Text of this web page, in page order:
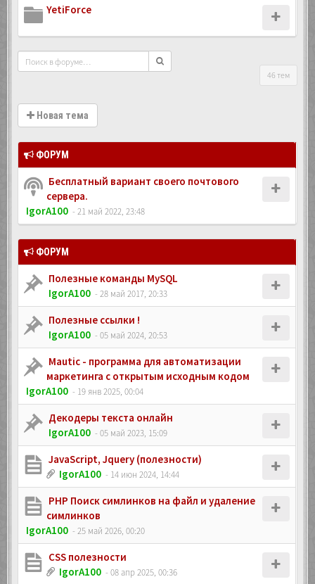
YetiForce
46 тем
Новая тема
ФОРУМ
Бесплатный вариант своего почтового
сервера.
IgorA100 - 21 май 2022, 23:48
ФОРУМ
Полезные команды MySQL
IgorA100 - 28 май 2017, 20:33
Полезные ссылки !
IgorA100 - 05 май 2024, 20:53
Mautic - программа для автоматизации
маркетинга с открытым исходным кодом
IgorA100 - 19 янв 2025, 00:04
Декодеры текста онлайн
IgorA100 - 05 май 2023, 15:09
JavaScript, Jquery (полезности)
IgorA100 - 14 июн 2024, 14:44
PHP Поиск симлинков на файл и удаление
симлинков
IgorA100 - 25 май 2026, 00:20
CSS полезности
IgorA100 - 08 апр 2025, 00:36